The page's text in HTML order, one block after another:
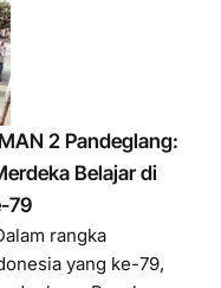
2 Pandeglang:
Belajar di
79
rangka
yang ke-79,